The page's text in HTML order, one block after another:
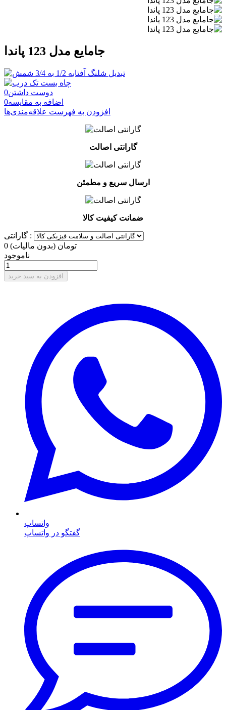
جامایع مدل 123 پاندا
دوست داشتن0
اضافه به مقایسه0
افزودن به فهرست علاقه‌مندی‌ها
گارانتی اصالت
ارسال سریع و مطمئن
ضمانت کیفیت کالا
گارانتی :
0 تومان (بدون مالیات)
ناموجود
افزودن به سبد خرید
واتساپ
گفتگو در واتساپ